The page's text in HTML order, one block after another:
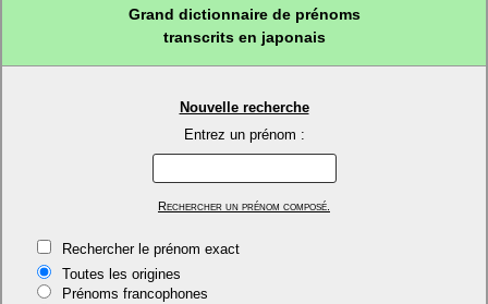
Grand dictionnaire de prénoms
transcrits en japonais
Nouvelle recherche
Entrez un prénom :
Rechercher un prénom composé.
Rechercher le prénom exact
Toutes les origines
Prénoms francophones